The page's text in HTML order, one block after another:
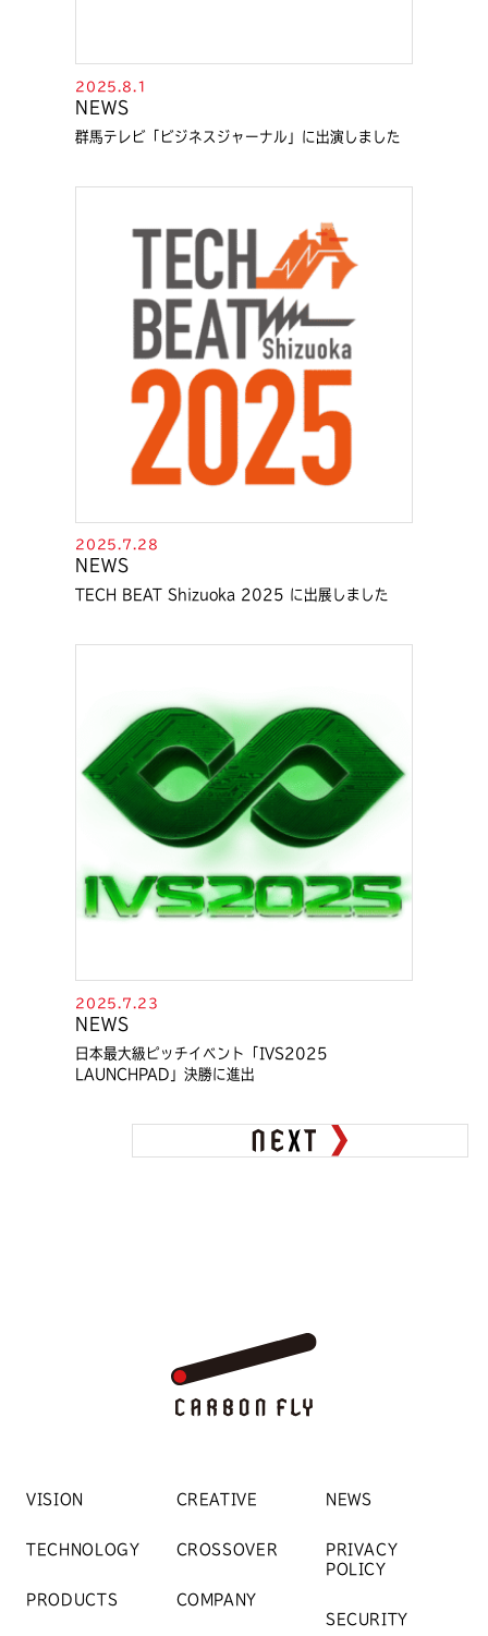
2025.8.1
NEWS
群馬テレビ「ビジネスジャーナル」に出演しました
2025.7.28
NEWS
TECH BEAT Shizuoka 2025 に出展しました
2025.7.23
NEWS
日本最大級ピッチイベント「IVS2025
LAUNCHPAD」決勝に進出
VISION
TECHNOLOGY
PRODUCTS
CREATIVE
CROSSOVER
COMPANY
NEWS
PRIVACY
POLICY
SECURITY